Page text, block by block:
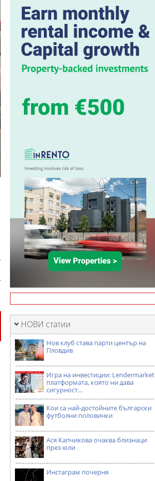
НОВИ статии
Нов клуб става парти център на
Пловдив
Игра на инвестиции: Lendermarket
платформата, която ни дава
сигурност…
Кои са най-достойните български
футболни половинки
Ася Капчикова очаква близнаци
през юли
Инстаграм почерня